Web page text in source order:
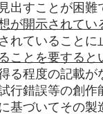
出すことが困
が開示されてい
れていることに
ことを要すると
る程度の記載
行錯誤等の創
基づいてその